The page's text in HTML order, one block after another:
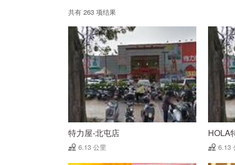
共有 263 项结果
特力屋-北屯店
6.13 公里
HOLA
6.13